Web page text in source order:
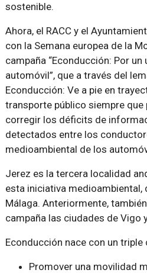
sostenible.
Ahora, el RACC y el
con la Semana europea de la
campaña “Econducción: Por
automóvil”, que a través del
Econducción: Ve a pie en
transporte público siempre que
corregir los déficits de
detectados entre los
medioambiental de los
Jerez es la tercera localidad
esta iniciativa medioambiental,
Málaga. Anteriormente,
campaña las ciudades de Vigo
Econducción nace con un triple
Promover una movilidad